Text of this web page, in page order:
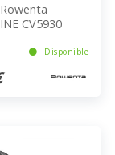
CV5930
Disponible